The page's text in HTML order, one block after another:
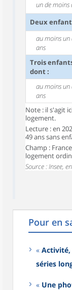
un de moins
Deux
au moins un
ans
Trois
dont :
au moins un
ans
Note : il s'agit
logement.
Lecture : en
49 ans sans
Champ :
logement
Source : Insee,
Pour en
« Activité,
séries
« Une